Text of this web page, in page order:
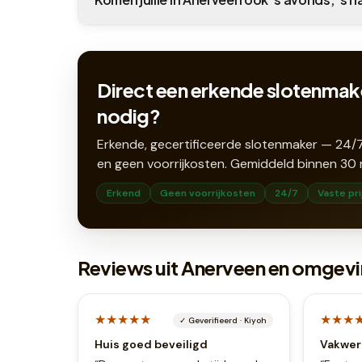
Direct een erkende
nodig?
Erkende, gecertificeerde slotenmaker — 24/
en geen voorrijkosten. Gemiddeld binnen 30
Erkend Geen voorrijkosten 24/7 Vaste
Reviews uit Anerveen en
★★★★★ ✓ Geverifieerd · Kiyoh
Huis goed beveiligd